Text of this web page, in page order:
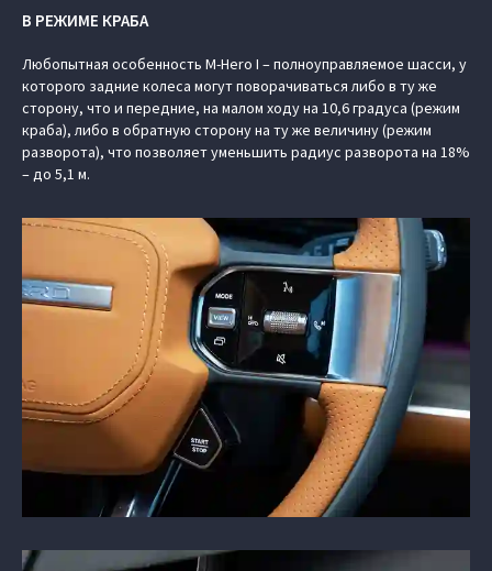
В РЕЖИМЕ КРАБА
Любопытная особенность M-Hero I – полноуправляемое шасси, у
которого задние колеса могут поворачиваться либо в ту же
сторону, что и передние, на малом ходу на 10,6 градуса (режим
краба), либо в обратную сторону на ту же величину (режим
разворота), что позволяет уменьшить радиус разворота на 18%
– до 5,1 м.